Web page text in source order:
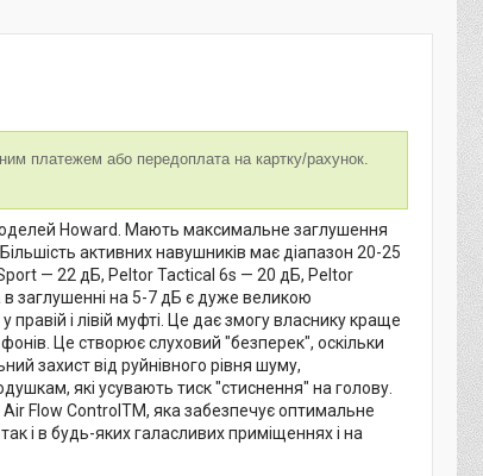
платежем або передоплата на картку/рахунок.
Howard. Мають максимальне заглушення
активних навушників має діапазон 20-25
— 22 дБ, Peltor Tactical 6s — 20 дБ, Peltor
заглушенні на 5-7 дБ є дуже великою
і лівій муфті. Це дає змогу власнику краще
Це створює слуховий "безперек", оскільки
захист від руйнівного рівня шуму,
які усувають тиск "стиснення" на голову.
Flow ControlTM, яка забезпечує оптимальне
і в будь-яких галасливих приміщеннях і на